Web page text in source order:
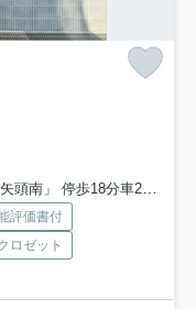
停歩18分車23分 8.6km
評価書付
ロゼット